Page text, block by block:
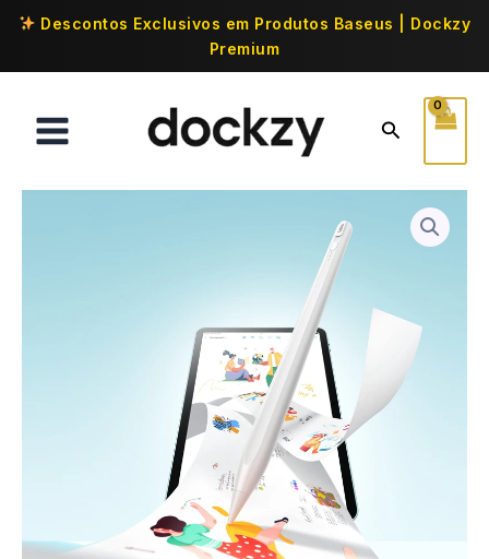
Descontos Exclusivos em Produtos Baseus | Dockzy
Premium